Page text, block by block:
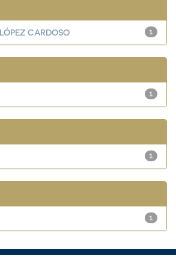
1
CARDOSO
1
1
1